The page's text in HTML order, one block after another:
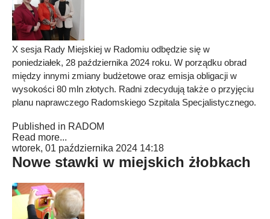
X sesja Rady Miejskiej w Radomiu odbędzie się w
poniedziałek, 28 października 2024 roku. W porządku obrad
między innymi zmiany budżetowe oraz emisja obligacji w
wysokości 80 mln złotych. Radni zdecydują także o przyjęciu
planu naprawczego Radomskiego Szpitala Specjalistycznego.
Published in RADOM
Read more...
wtorek, 01 października 2024 14:18
Nowe stawki w miejskich żłobkach